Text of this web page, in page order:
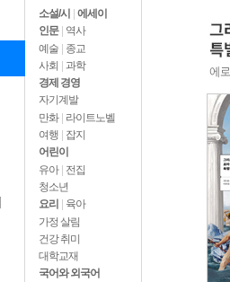
소설/시
에세이
인문
역사
예술 | 종교
사회 | 과학
경제 경영
자기계발
만화 | 라이트노벨
여행
잡지
어린이
유아 | 전집
청소년
요리
육아
가정 살림
건강 취미
대학교재
국어와 외국어